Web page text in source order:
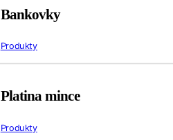
Bankovky
Produkty
Platina mince
Produkty